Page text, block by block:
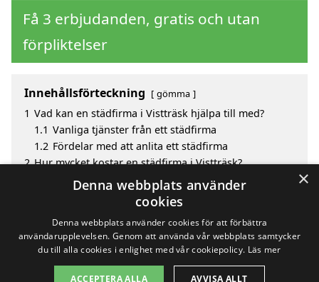
Få 3 erbjudanden, gratis och utan
förpliktelser
Innehållsförteckning gömma
1 Vad kan en städfirma i Vistträsk hjälpa till med?
1.1 Vanliga tjänster från ett städfirma
1.2 Fördelar med att anlita ett städfirma
2 Hur mycket kostar en städfirma i Vistträsk?
Fördelar med att välja städfirma i Vistträsk
Sök efter ett skickligt städfirma i de omgivande
Copyright 2026 - Pilanto Aps
×
Denna webbplats använder
cookies
Denna webbplats använder cookies för att förbättra
användarupplevelsen. Genom att använda vår webbplats samtycker
du till alla cookies i enlighet med vår cookiepolicy. Läs mer
ACCEPTERA ALLA AVVISA ALLT